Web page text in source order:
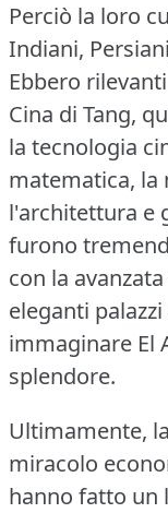
Perciò la loro
Indiani,
Ebbero
Cina di Tang,
la tecnologia
matematica, la
l'architettura e
furono
con la
eleganti
immaginare El
splendore.
Ultimamente,
miracolo
hanno fatto un